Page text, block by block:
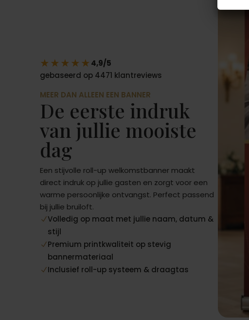
★★★★★4,9/5
gebaseerd op 4471 klantreviews
MEER DAN ALLEEN EEN BANNER
De eerste indruk
van jullie mooiste
dag
Een stijvolle roll-up welkomstbanner maakt
direct indruk op jullie gasten en zorgt voor een
warme persoonlijke ontvangst. Perfect passend
bij jullie bruiloft.
NVolledig op maat met jullie naam, datum &
stijl
NPremium printkwaliteit op stevig
bannermateriaal
NInclusief roll-up systeem & draagtas